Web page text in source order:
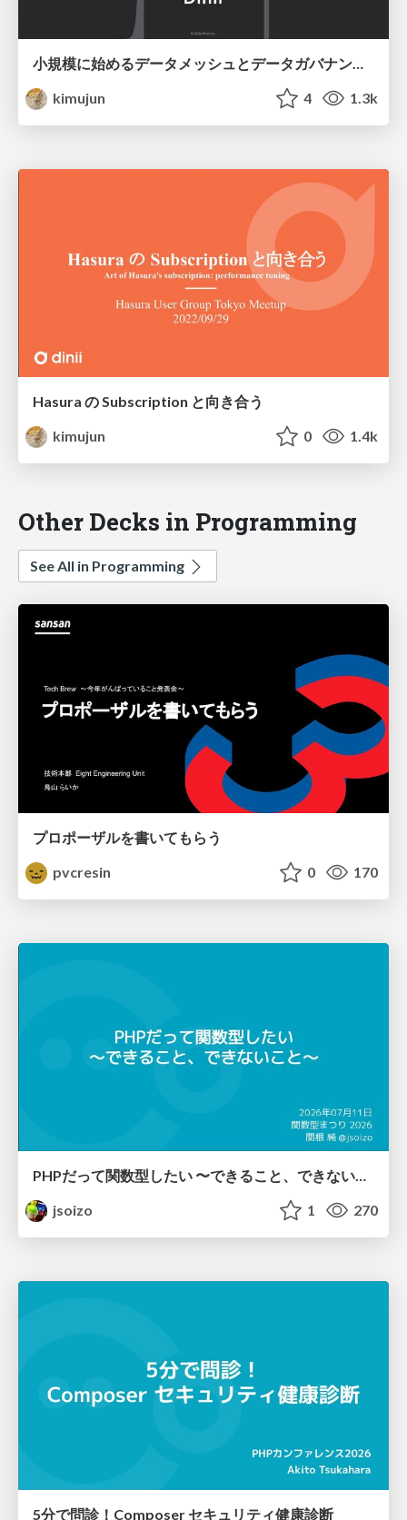
小規模に始めるデータメッシュとデータガバナンスの実践
kimujun
4 1.3k
Hasura の Subscription と向き合う
kimujun
0 1.4k
Other Decks in Programming
See All in Programming
プロポーザルを書いてもらう
pvcresin
0 170
PHPだって関数型したい 〜できること、できないこと〜 / fp-in-php
jsoizo
1 270
5分で問診！Composer セキュリティ健康診断